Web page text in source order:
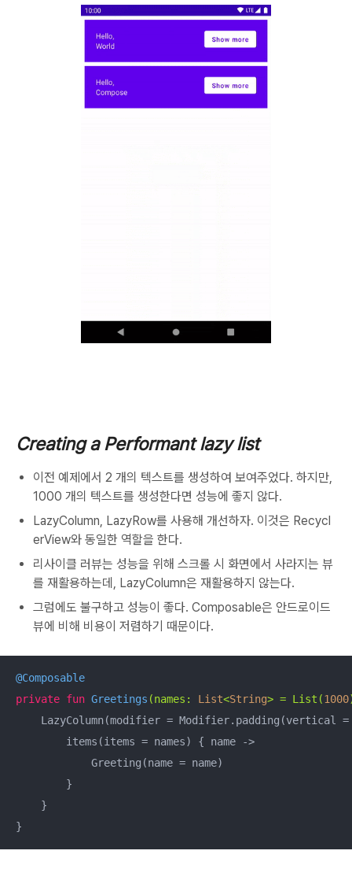
Creating a Performant lazy list
이전 예제에서 2 개의 텍스트를 생성하여 보여주었다. 하지만,
1000 개의 텍스트를 생성한다면 성능에 좋지 않다.
LazyColumn, LazyRow를 사용해 개선하자. 이것은 Recycl
erView와 동일한 역할을 한다.
리사이클 러뷰는 성능을 위해 스크롤 시 화면에서 사라지는 뷰
를 재활용하는데, LazyColumn은 재활용하지 않는다.
그럼에도 불구하고 성능이 좋다. Composable은 안드로이드
뷰에 비해 비용이 저렴하기 때문이다.
@Composable
private fun Greetings (names: List<String> = List(1000
LazyColumn(modifier = Modifier.padding(vertical
        items(items = names) { name ->
            Greeting(name = name)
        }
    }
}